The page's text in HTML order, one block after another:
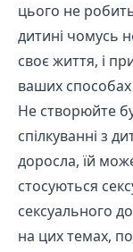
цього не
дитині чомусь
своє життя, і
ваших
Не створюйте
спілкуванні з
доросла, їй
стосуються
сексуального
на цих темах,